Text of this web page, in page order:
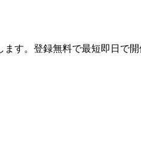
す。登録無料で最短即日で